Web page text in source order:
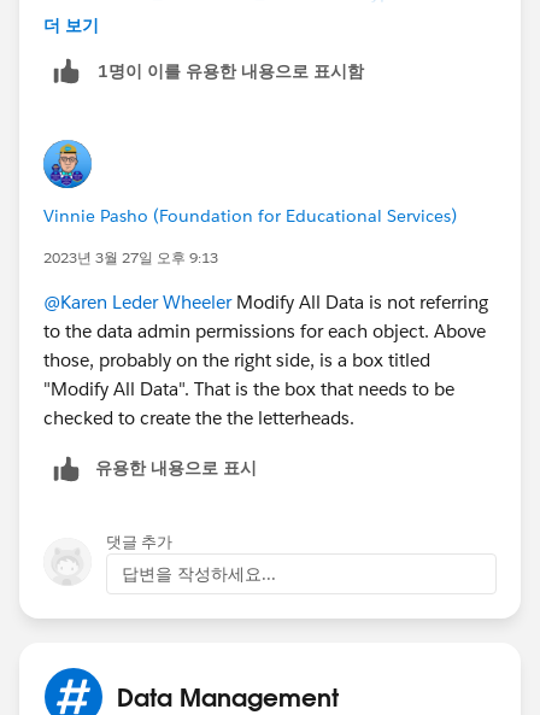
exactly what it says on the tin!
더 보기
1명이 이를 유용한 내용으로 표시함
Vinnie Pasho (Foundation for Educational Services)
2023년 3월 27일 오후 9:13
@Karen Leder WheelerModify All Data is not referring
to the data admin permissions for each object. Above
those, probably on the right side, is a box titled
"Modify All Data". That is the box that needs to be
checked to create the the letterheads.
유용한 내용으로 표시
댓글 추가
답변을 작성하세요...
Data Management